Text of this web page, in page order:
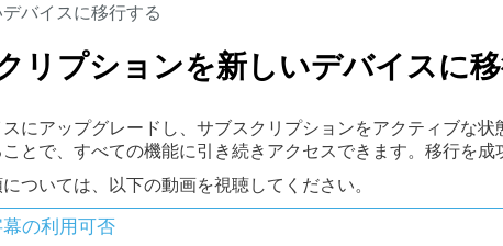
リプションを新しいデバイスに
バイスに移行する
にアップグレードし、サブスクリプションをアクティブな
とで、すべての機能に引き続きアクセスできます。移行を成
ついては、以下の動画を視聴してください。
の利用可否